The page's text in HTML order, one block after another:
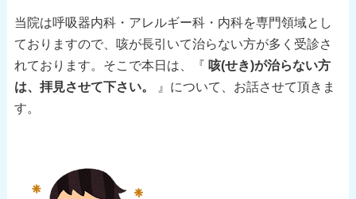
当院は呼吸器内科・アレルギー科・内科を専門領域とし
ておりますので、咳が長引いて治らない方が多く受診さ
れております。そこで本日は、『 咳(せき)が治らない方
は、拝見させて下さい。
』について、お話させて頂きま
す。